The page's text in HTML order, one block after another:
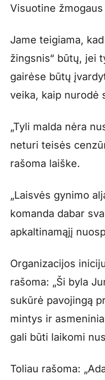
Visuotine
Jame teigiama,
žingsnis“ būtų, jei
gairėse būtų
veika, kaip nurodė
„Tyli malda nėra
neturi teisės
rašoma laiške.
„Laisvės gynimo
komanda dabar
apkaltinamąjį
Organizacijos
rašoma: „Ši byla
sukūrė pavojingą
mintys ir
gali būti laikomi
Toliau rašoma: